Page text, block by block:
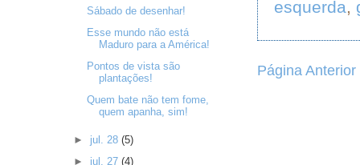
esquerda,
Página Anterior
Sábado de desenhar!
Esse mundo não está
Maduro para a América!
Pontos de vista são
plantações!
Quem bate não tem fome,
quem apanha, sim!
► jul. 28 (5)
► jul. 27 (4)